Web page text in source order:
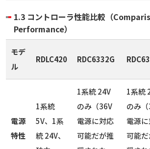
1.3 コントローラ性能比較（
Performance）
モデ
ル
RDLC420 RDC6332G
電源
特性
1系統
5V、1系
統 24V、
1系統 24V
のみ（36V
電源に対応
可能だが推
1系統
のみ
電源
可能